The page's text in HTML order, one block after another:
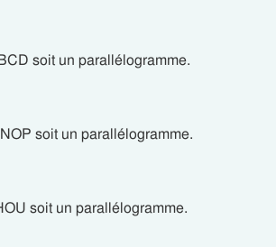
soit un parallélogramme.
soit un parallélogramme.
soit un parallélogramme.